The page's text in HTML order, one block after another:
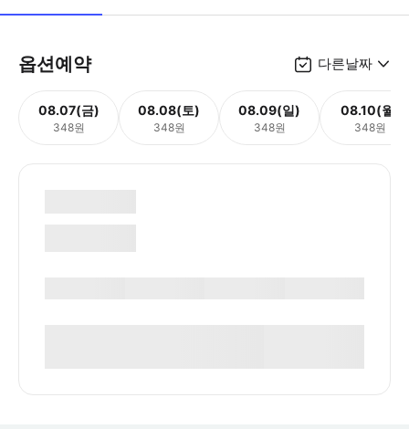
옵션예약 다른날짜
08.07(금)
348원
08.08(토)
348원
08.09(일)
348원
08.10(월)
348원